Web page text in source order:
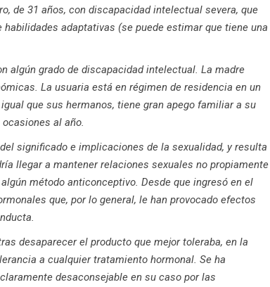
de 31 años, con discapacidad intelectual severa, que
adaptativas (se puede estimar que tiene una
algún grado de discapacidad intelectual. La madre
La usuaria está en régimen de residencia en un
que sus hermanos, tiene gran apego familiar a su
al año.
significado e implicaciones de la sexualidad, y resulta
llegar a mantener relaciones sexuales no propiamente
método anticonceptivo. Desde que ingresó en el
que, por lo general, le han provocado efectos
desaparecer el producto que mejor toleraba, en la
a cualquier tratamiento hormonal. Se ha
desaconsejable en su caso por las